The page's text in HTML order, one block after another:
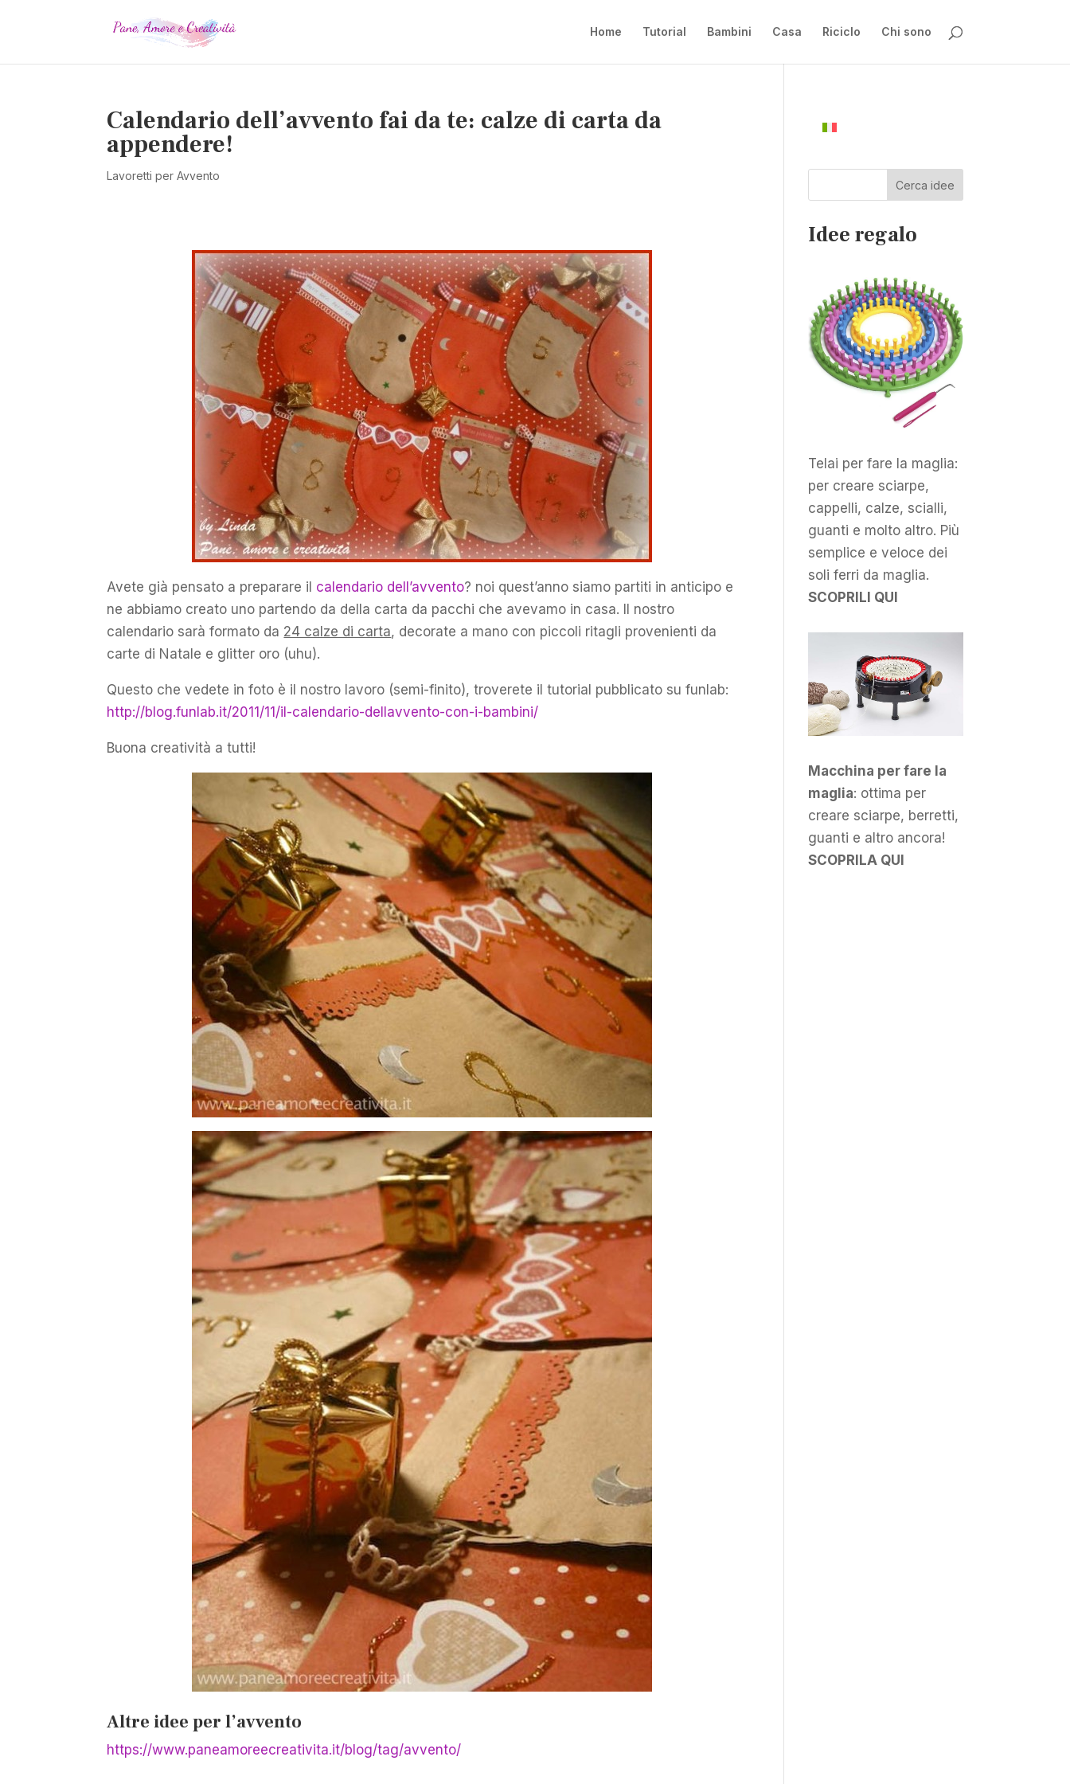
Home Tutorial Bambini Casa Riciclo Chi sono
Calendario dell’avvento fai da te: calze di carta da
appendere!
Lavoretti per Avvento
Avete già pensato a preparare il calendario dell’avvento? noi quest’anno siamo partiti in anticipo e
ne abbiamo creato uno partendo da della carta da pacchi che avevamo in casa. Il nostro
calendario sarà formato da 24 calze di carta, decorate a mano con piccoli ritagli provenienti da
carte di Natale e glitter oro (uhu).
Questo che vedete in foto è il nostro lavoro (semi-finito), troverete il tutorial pubblicato su funlab:
http://blog.funlab.it/2011/11/il-calendario-dellavvento-con-i-bambini/
Buona creatività a tutti!
Altre idee per l’avvento
https://www.paneamoreecreativita.it/blog/tag/avvento/
Cerca idee
Idee regalo
Telai per fare la maglia:
per creare sciarpe,
cappelli, calze, scialli,
guanti e molto altro. Più
semplice e veloce dei
soli ferri da maglia.
SCOPRILI QUI
Macchina per fare la
maglia: ottima per
creare sciarpe, berretti,
guanti e altro ancora!
SCOPRILA QUI